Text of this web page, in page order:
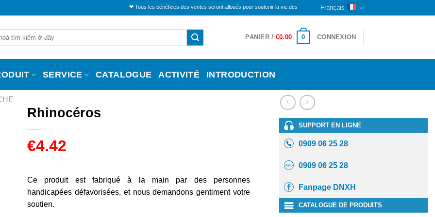
❤ Tous les bénéfices des ventes seront alloués pour soutenir la vie des personnes handicapées et des orphelins ici. La partie restante
Français
PANIER / €0.00 0 CONNEXION
SERVICE CATALOGUE ACTIVITÉ INTRODUCTION
Rhinocéros
€4.42
Ce produit est fabriqué à la main par des personnes
handicapées défavorisées, et nous demandons gentiment votre
soutien.
SUPPORT EN LIGNE
0909 06 25 28
0909 06 25 28
Fanpage DNXH
CATALOGUE DE PRODUITS